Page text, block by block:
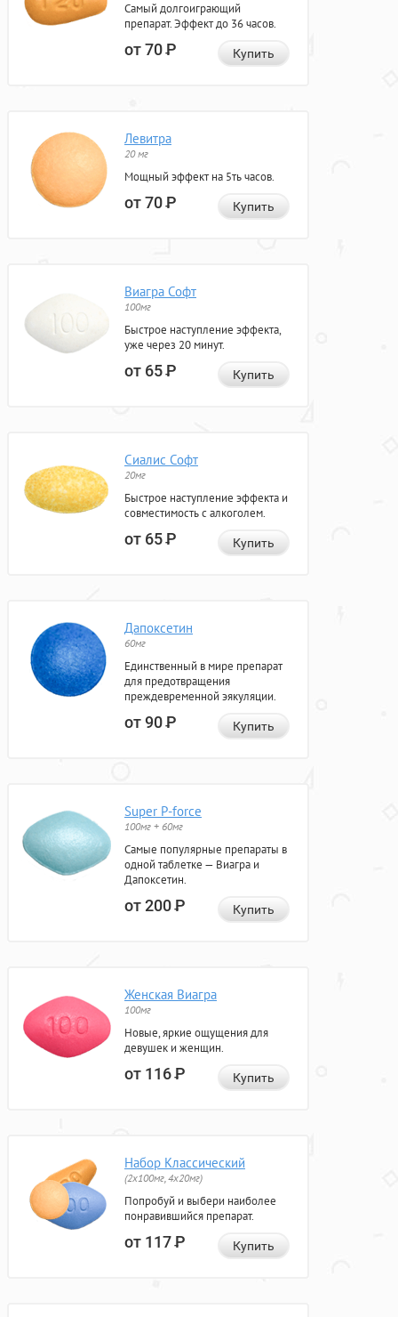
Самый долгоиграющий
препарат. Эффект до 36 часов.
от 70Р Купить
Левитра
20 мг
Мощный эффект на 5ть часов.
от 70Р Купить
Виагра Софт
100мг
Быстрое наступление эффекта,
уже через 20 минут.
от 65Р Купить
Сиалис Софт
20мг
Быстрое наступление эффекта и
совместимость с алкоголем.
от 65Р Купить
Дапоксетин
60мг
Единственный в мире препарат
для предотвращения
преждевременной эякуляции.
от 90Р Купить
Super P-force
100мг + 60мг
Самые популярные препараты в
одной таблетке — Виагра и
Дапоксетин.
от 200Р Купить
Женская Виагра
100мг
Новые, яркие ощущения для
девушек и женщин.
от 116Р Купить
Набор Классический
(2x100мг, 4x20мг)
Попробуй и выбери наиболее
понравившийся препарат.
от 117Р Купить